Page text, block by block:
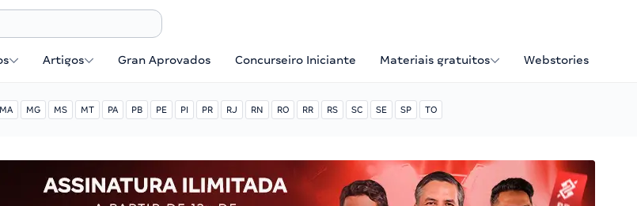
Artigos Gran Aprovados Concurseiro Iniciante Materiais gratuitos Webstories
MA MG MS MT PA PB PE PI PR RJ RN RO RR RS SC SE SP TO